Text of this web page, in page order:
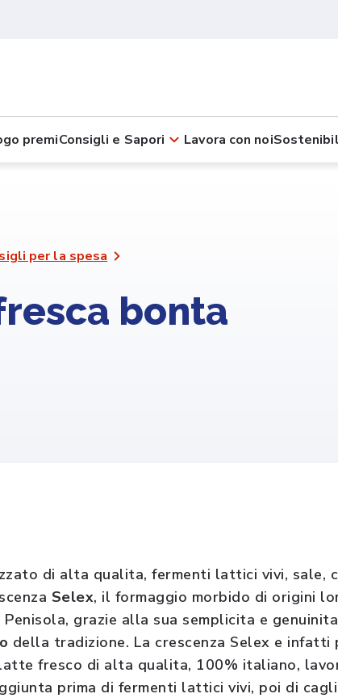
premiConsigli e Sapori Lavora con noi
per la spesa
bonta
di alta qualita, fermenti lattici vivi, sale,
Selex, il formaggio morbido di origini
grazie alla sua semplicita e
della tradizione. La crescenza Selex e infatti
fresco di alta qualita, 100% italiano,
prima di fermenti lattici vivi, poi di